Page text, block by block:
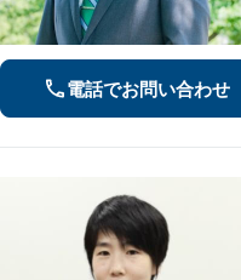
電話でお問い合わせ